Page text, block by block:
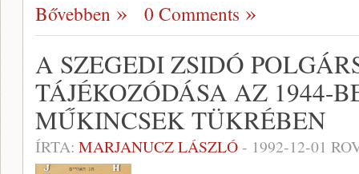
Bővebben 0 Comments
A SZEGEDI ZSIDÓ
TÁJÉKOZÓDÁSA AZ 1944-
MŰKINCSEK TÜKRÉBEN
ÍRTA: MARJANUCZ LÁSZLÓ- 1992-12-01